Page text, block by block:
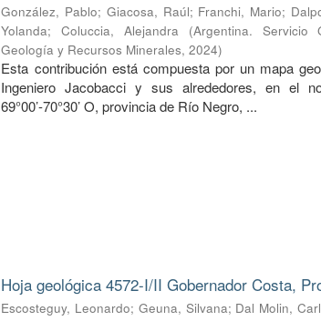
González, Pablo; Giacosa, Raúl; Franchi, Mario;
Yolanda;Coluccia, Alejandra (Argentina. Servicio
Geología y Recursos Minerales,2024)
Esta contribución está compuesta por un mapa
Ingeniero Jacobacci y sus alrededores, en el
69°00’-70°30’ O, provincia de Río Negro, ...
Hoja geológica 4572-I/II Gobernador Costa,
Escosteguy, Leonardo; Geuna, Silvana; Dal Molin,